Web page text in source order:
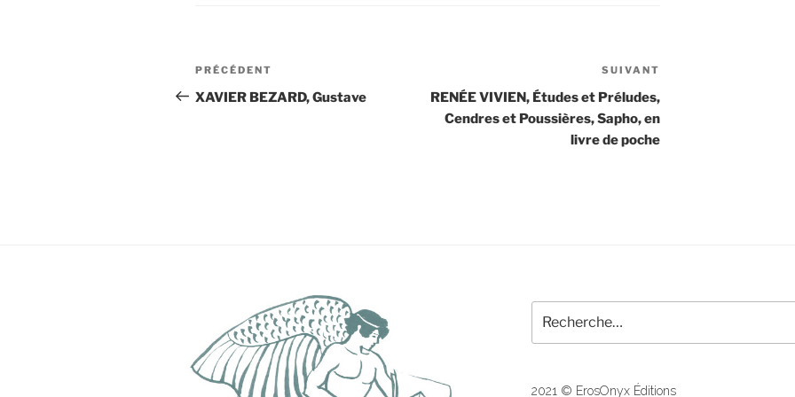
Navigation
de
Article
précédent
PRÉCÉDENT
XAVIER BEZARD, Gustave
SUIVANT
RENÉE VIVIEN, Études et Préludes,
Cendres et Poussières, Sapho, en
livre de poche
pour
:
2021 © ErosOnyx Éditions